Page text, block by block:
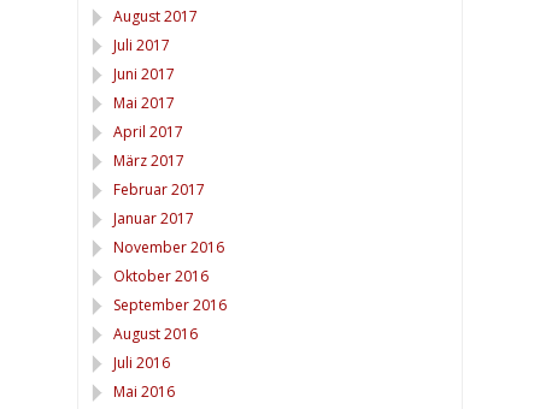
August 2017
Juli 2017
Juni 2017
Mai 2017
April 2017
März 2017
Februar 2017
Januar 2017
November 2016
Oktober 2016
September 2016
August 2016
Juli 2016
Mai 2016